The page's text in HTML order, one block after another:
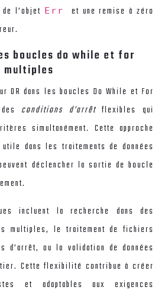
l’objet Err et une remise à zéro
boucles do while et for
multiples
OR dans les boucles Do While et For
conditions d’arrêtflexibles qui
simultanément. Cette approche
dans les traitements de données
déclencher la sortie de boucle
incluent la recherche dans des
multiples, le traitement de fichiers
d’arrêt, ou la validation de données
Cette flexibilité contribue à créer
et adaptables aux exigences